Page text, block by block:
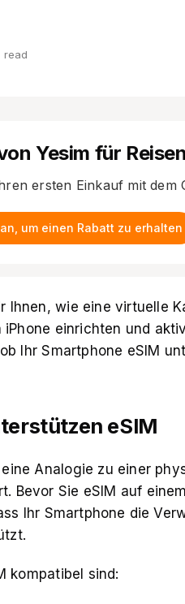
read
Yesim für
ersten Einkauf mit dem
um einen Rabatt zu erhalten
Ihnen, wie eine virtuelle
einrichten und
Ihr Smartphone eSIM
eSIM
Analogie zu einer
Bevor Sie eSIM auf
Ihr Smartphone die
.
kompatibel sind: